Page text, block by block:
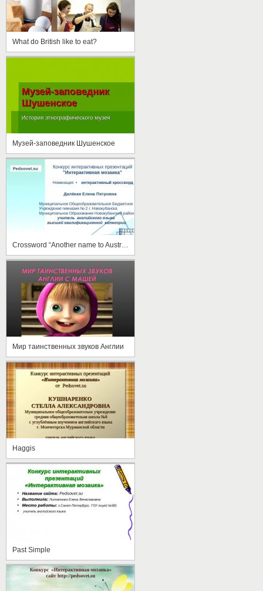
What do British like to eat?
Музей-заповедник Шушенское
Мир таинственных звуков Англии
Haggis
Past Simple